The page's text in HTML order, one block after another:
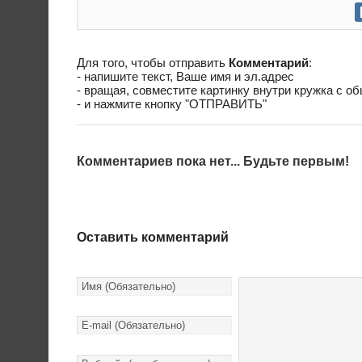
Для того, чтобы отправить Комментарий:
- напишите текст, Ваше имя и эл.адрес
- вращая, совместите картинку внутри кружка с
- и нажмите кнопку "ОТПРАВИТЬ"
Комментариев пока нет... Будьте первым!
Оставить комментарий